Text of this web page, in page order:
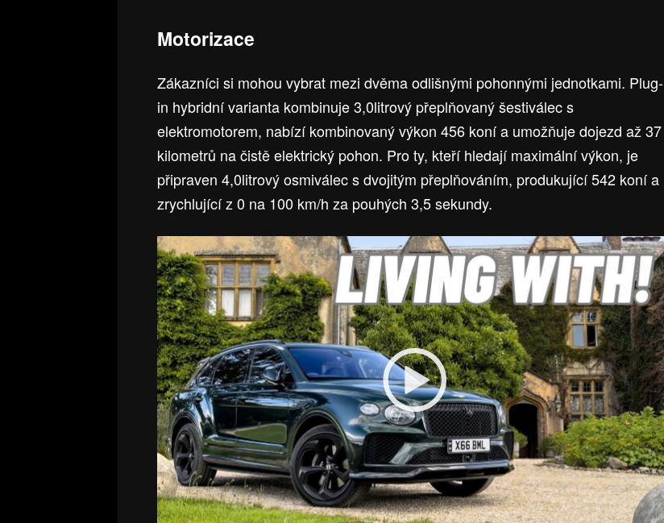
Motorizace
Zákazníci si mohou vybrat mezi dvěma odlišnými pohonnými jednotkami. Plug-
in hybridní varianta kombinuje 3,0litrový přeplňovaný šestiválec s
elektromotorem, nabízí kombinovaný výkon 456 koní a umožňuje dojezd až 37
kilometrů na čistě elektrický pohon. Pro ty, kteří hledají maximální výkon, je
připraven 4,0litrový osmiválec s dvojitým přeplňováním, produkující 542 koní a
zrychlující z 0 na 100 km/h za pouhých 3,5 sekundy.